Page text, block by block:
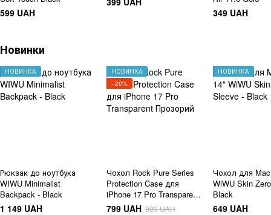
599 UAH 349 UAH
Новинки
НОВИНКА
Рюкзак до ноутбука
WIWU Minimalist
Backpack - Black
1 149 UAH
НОВИНКА
−20%
Чохол Rock Pure Series
Protection Case для
iPhone 17 Pro Transparent
Прозорий
799 UAH 999 UAH
НОВИНКА
Чохол для
WiWU Skin
Black
649 UAH